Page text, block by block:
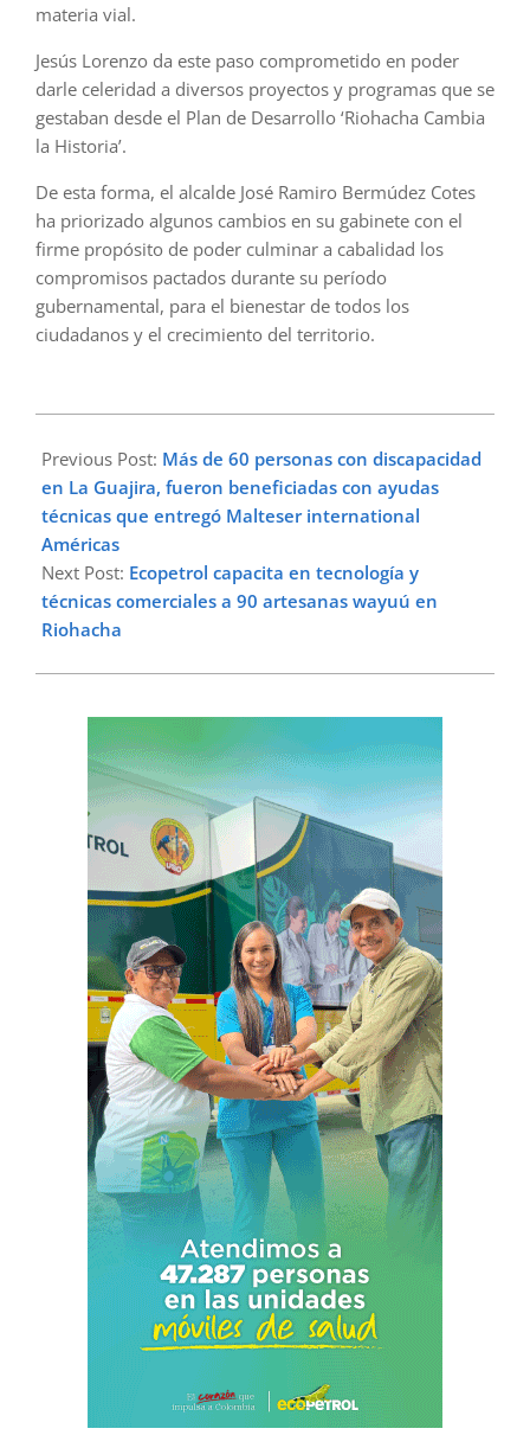
materia vial.
Jesús Lorenzo da este paso comprometido en poder
darle celeridad a diversos proyectos y programas que se
gestaban desde el Plan de Desarrollo ‘Riohacha Cambia
la Historia’.
De esta forma, el alcalde José Ramiro Bermúdez Cotes
ha priorizado algunos cambios en su gabinete con el
firme propósito de poder culminar a cabalidad los
compromisos pactados durante su período
gubernamental, para el bienestar de todos los
ciudadanos y el crecimiento del territorio.
03-
28
Previous Post: Más de 60 personas con discapacidad
en La Guajira, fueron beneficiadas con ayudas
técnicas que entregó Malteser international
Américas
Next Post: Ecopetrol capacita en tecnología y
técnicas comerciales a 90 artesanas wayuú en
Riohacha